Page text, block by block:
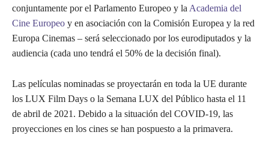
conjuntamente por el Parlamento Europeo y laAcademia del
Cine Europeo y en asociación con la Comisión Europea y la red
Europa Cinemas – será seleccionado por los eurodiputados y la
audiencia (cada uno tendrá el 50% de la decisión final).
Las películas nominadas se proyectarán en toda la UE durante
los LUX Film Days o la Semana LUX del Público hasta el 11
de abril de 2021. Debido a la situación del COVID-19, las
proyecciones en los cines se han pospuesto a la primavera.